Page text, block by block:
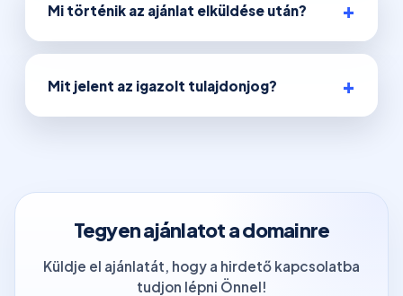
Mi történik az ajánlat elküldése után?
Mit jelent az igazolt tulajdonjog?
Tegyen ajánlatot a domainre
Küldje el ajánlatát, hogy a hirdető kapcsolatba
tudjon lépni Önnel!